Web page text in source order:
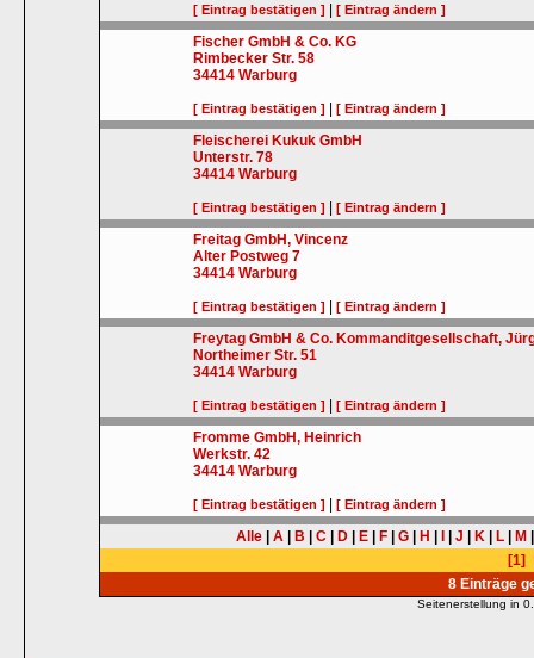
[ Eintrag bestätigen ] |[ Eintrag ändern ]
Fischer GmbH & Co. KG
Rimbecker Str. 58
34414 Warburg
[ Eintrag bestätigen ] |[ Eintrag ändern ]
Fleischerei Kukuk GmbH
Unterstr. 78
34414 Warburg
[ Eintrag bestätigen ] |[ Eintrag ändern ]
Freitag GmbH, Vincenz
Alter Postweg 7
34414 Warburg
[ Eintrag bestätigen ] |[ Eintrag ändern ]
Freytag GmbH & Co. Kommanditgesellschaft,
Northeimer Str. 51
34414 Warburg
[ Eintrag bestätigen ] |[ Eintrag ändern ]
Fromme GmbH, Heinrich
Werkstr. 42
34414 Warburg
[ Eintrag bestätigen ] |[ Eintrag ändern ]
Alle A B C D E F G H J K L M
[1]
8 Einträge
Seitenerstellung in